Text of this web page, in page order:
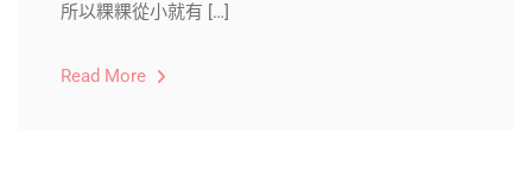
所以粿粿從小就有 […]
Read More